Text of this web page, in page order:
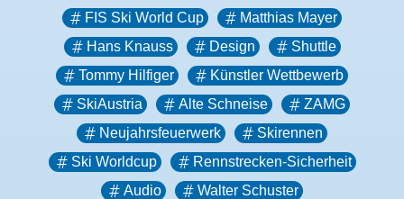
FIS Ski World Cup
Matthias Mayer
Hans Knauss
Design
Shuttle
Tommy Hilfiger
Künstler Wettbewerb
SkiAustria
Alte Schneise
ZAMG
Neujahrsfeuerwerk
Skirennen
Ski Worldcup
Rennstrecken-Sicherheit
Audio
Walter Schuster